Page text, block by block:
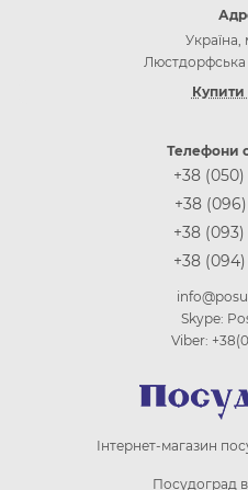
Інтернет-магазин
Посудоград
Україна,
Люстдорфська
Купити
Інтернет-магазин
Інтернет-
Інтернет-
Інтернет-магазин
Інтернет-
Інтернет-
Інтернет-
Інтернет-
Інтернет-
Інтернет-
Телефони
+38 (050)
+38 (096)
+38 (093)
+38 (094)
Skype:
Viber: